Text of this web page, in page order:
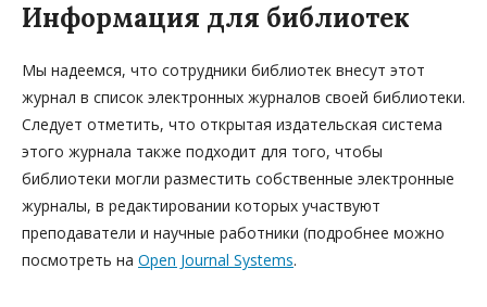
Информация для библиотек
Мы надеемся, что сотрудники библиотек внесут этот
журнал в список электронных журналов своей библиотеки.
Следует отметить, что открытая издательская система
этого журнала также подходит для того, чтобы
библиотеки могли разместить собственные электронные
журналы, в редактировании которых участвуют
преподаватели и научные работники (подробнее можно
посмотреть на Open Journal Systems.